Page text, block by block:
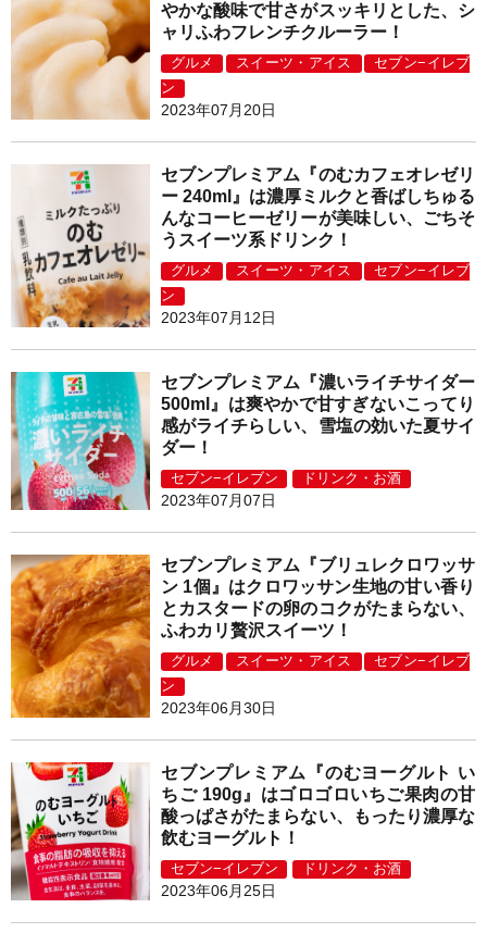
やかな酸味で甘さがスッキリとした、シ
ャリふわフレンチクルーラー！
グルメ スイーツ・アイス
セブン−イレブ
ン
2023年07月20日
セブンプレミアム『のむカフェオレゼリ
ー 240ml』は濃厚ミルクと香ばしちゅる
んなコーヒーゼリーが美味しい、ごちそ
うスイーツ系ドリンク！
グルメ スイーツ・アイス
セブン−イレブ
ン
2023年07月12日
セブンプレミアム『濃いライチサイダー
500ml』は爽やかで甘すぎないこってり
感がライチらしい、雪塩の効いた夏サイ
ダー！
セブン−イレブン ドリンク・お酒
2023年07月07日
セブンプレミアム『ブリュレクロワッサ
ン 1個』はクロワッサン生地の甘い香り
とカスタードの卵のコクがたまらない、
ふわカリ贅沢スイーツ！
グルメ スイーツ・アイス
セブン−イレブ
ン
2023年06月30日
セブンプレミアム『のむヨーグルト い
ちご 190g』はゴロゴロいちご果肉の甘
酸っぱさがたまらない、もったり濃厚な
飲むヨーグルト！
セブン−イレブン ドリンク・お酒
2023年06月25日